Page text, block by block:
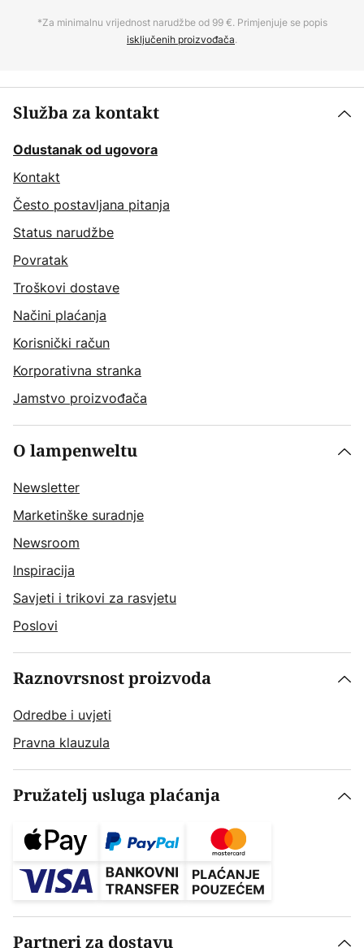
*Za minimalnu vrijednost narudžbe od 99 €. Primjenjuje se popis
isključenih proizvođača.
Služba za kontakt
Odustanak od ugovora
Kontakt
Često postavljana pitanja
Status narudžbe
Povratak
Troškovi dostave
Načini plaćanja
Korisnički račun
Korporativna stranka
Jamstvo proizvođača
O lampenweltu
Newsletter
Marketinške suradnje
Newsroom
Inspiracija
Savjeti i trikovi za rasvjetu
Poslovi
Raznovrsnost proizvoda
Odredbe i uvjeti
Pravna klauzula
Pružatelj usluga plaćanja
Partneri za dostavu